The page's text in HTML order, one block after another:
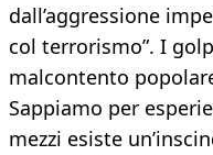
dall’aggressione
col terrorismo”. I
malcontento
Sappiamo per
mezzi esiste